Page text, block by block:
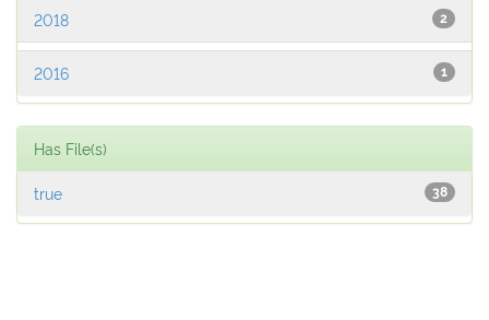
2
2018
1
2016
Has File(s)
38
true